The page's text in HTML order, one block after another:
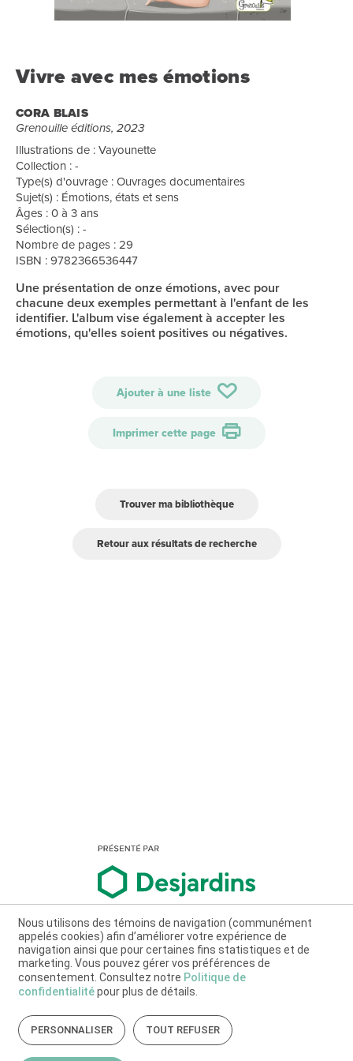
Vivre avec mes émotions
CORA BLAIS
Grenouille éditions, 2023
Illustrations de : Vayounette
Collection : -
Type(s) d'ouvrage : Ouvrages documentaires
Sujet(s) : Émotions, états et sens
Âges : 0 à 3 ans
Sélection(s) : -
Nombre de pages : 29
ISBN : 9782366536447
Une présentation de onze émotions, avec pour
chacune deux exemples permettant à l'enfant de les
identifier. L'album vise également à accepter les
émotions, qu'elles soient positives ou négatives.
Ajouter à une liste
Imprimer cette page
Trouver ma bibliothèque
Retour aux résultats de recherche
Nous utilisons des témoins de navigation (communément
appelés cookies) afin d’améliorer votre expérience de
navigation ainsi que pour certaines fins statistiques et de
marketing. Vous pouvez gérer vos préférences de
consentement. Consultez notre Politique de
confidentialitépour plus de détails.
PERSONNALISER TOUT REFUSER